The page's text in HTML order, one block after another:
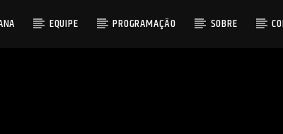
EQUIPE PROGRAMAÇÃO SOBRE